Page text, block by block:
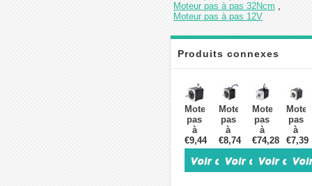
Moteur pas à pas 32Ncm ,
Moteur pas à pas 12V
Produits connexes
Moteur
pas
à
pas
Nema
17
bipolaire
€9,44
Moteur
pas
à
pas
bipolaire
Nema
17
€8,74
Moteur
pas
à
pas
Nema
17
17HF24-
€74,28
pas
à
pas
Nema
17
€7,39